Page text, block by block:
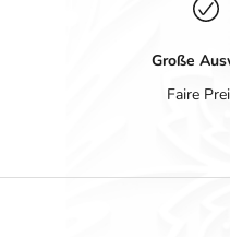
Große
Faire